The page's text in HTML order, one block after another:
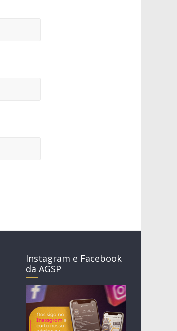
Instagram e Facebook
da AGSP